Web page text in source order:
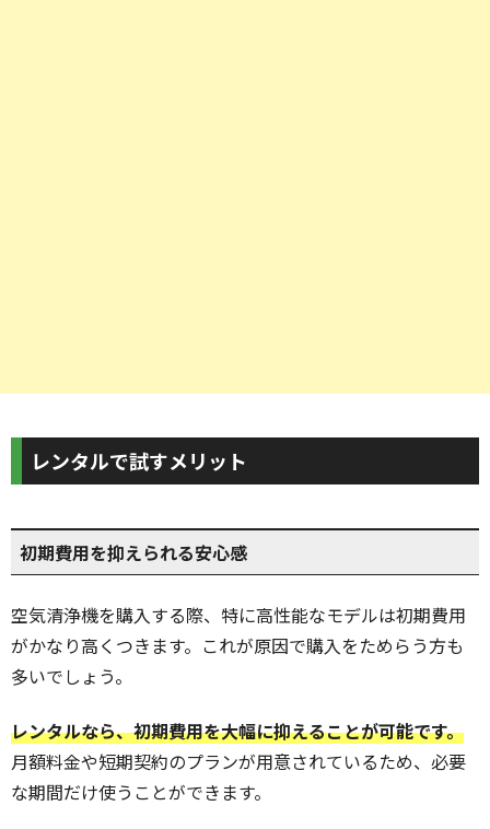
レンタルで試すメリット
初期費用を抑えられる安心感
空気清浄機を購入する際、特に高性能なモデルは初期費用
がかなり高くつきます。これが原因で購入をためらう方も
多いでしょう。
レンタルなら、初期費用を大幅に抑えることが可能です。
月額料金や短期契約のプランが用意されているため、必要
な期間だけ使うことができます。